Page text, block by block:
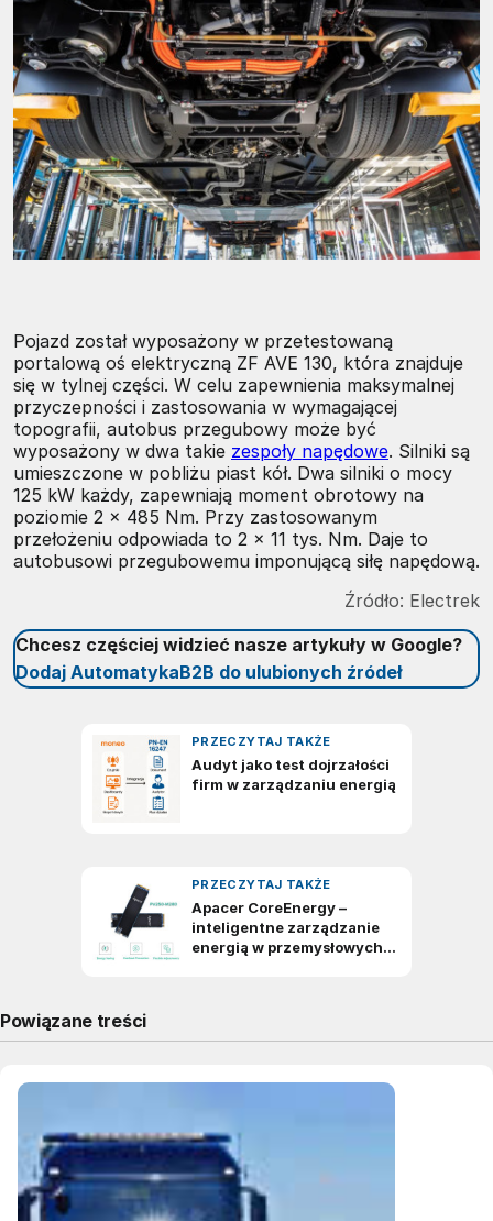
Pojazd został wyposażony w przetestowaną
portalową oś elektryczną ZF AVE 130, która znajduje
się w tylnej części. W celu zapewnienia maksymalnej
przyczepności i zastosowania w wymagającej
topografii, autobus przegubowy może być
wyposażony w dwa takie zespoły napędowe. Silniki są
umieszczone w pobliżu piast kół. Dwa silniki o mocy
125 kW każdy, zapewniają moment obrotowy na
poziomie 2 x 485 Nm. Przy zastosowanym
przełożeniu odpowiada to 2 x 11 tys. Nm. Daje to
autobusowi przegubowemu imponującą siłę napędową.
Źródło: Electrek
Chcesz częściej widzieć nasze artykuły w Google?
Dodaj AutomatykaB2B do ulubionych źródeł
Powiązane treści